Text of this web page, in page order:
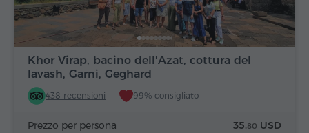
Khor Virap, bacino dell'Azat, cottura del
lavash, Garni, Geghard
438 recensioni 99% consigliato
Prezzo per persona 35.80 USD